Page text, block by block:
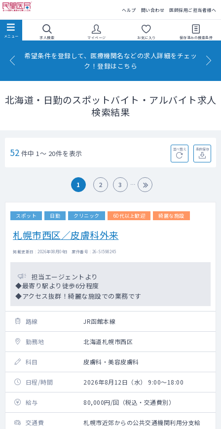
ヘルプ 問い合わせ 医師採用ご担当者様へ
求人検索 マイページ お気に入り 保存済みの検索条件
希望条件を登録して、医療機関名などの求人詳細をチェッ
ク！登録はこちら
北海道・日勤のスポットバイト・アルバイト求人
検索結果
52 件中 1～ 20件を表示 並べ替え 条件保存
1 2 3
スポット 日勤 クリニック 60代以上歓迎 綺麗な施設
札幌市西区／皮膚科外来
掲載更新日 : 2026年08月04日 案件番号 : 26-SI598245
担当エージェントより
◆最寄り駅より徒歩6分程度
◆アクセス抜群！綺麗な施設での業務です
路線 JR函館本線
勤務地 北海道札幌市西区
科目 皮膚科・美容皮膚科
日程/時間 2026年8月12日（水） 9:00～18:00
給与 80,000円/回（税込・交通費別）
交通費 札幌市近郊からの公共交通機関利用分支給